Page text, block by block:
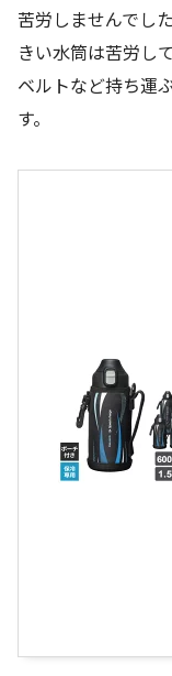
苦労しませんでし
きい水筒は苦労し
ベルトなど持ち運
す。